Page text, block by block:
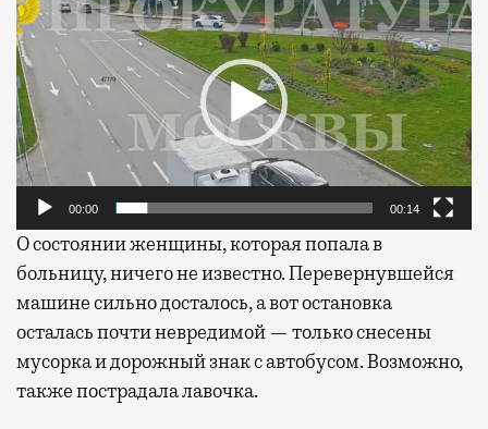
00:00 00:14
О состоянии женщины, которая попала в
больницу, ничего не известно. Перевернувшейся
машине сильно досталось, а вот остановка
осталась почти невредимой — только снесены
мусорка и дорожный знак с автобусом. Возможно,
также пострадала лавочка.